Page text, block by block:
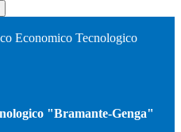
Economico Tecnologico
"Bramante-Genga"